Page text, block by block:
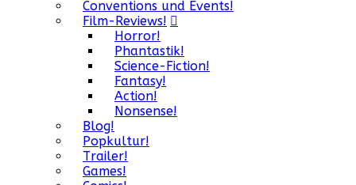
Conventions und Events!
Film-Reviews!
Horror!
Phantastik!
Science-Fiction!
Fantasy!
Action!
Nonsense!
Blog!
Popkultur!
Trailer!
Games!